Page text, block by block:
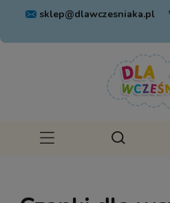
sklep@dlawczesniaka.pl